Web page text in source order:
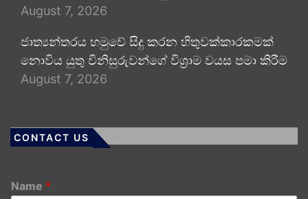
August 7, 2026
ජාත්‍යන්තරය හමුවේ සිදු කරන හිතුවක්කාරකමක්
නොවිය යුතු විනිසුරුවන්ගේ විශ්‍රාම වයස පමා කිරීම
August 7, 2026
CONTACT US
Name *